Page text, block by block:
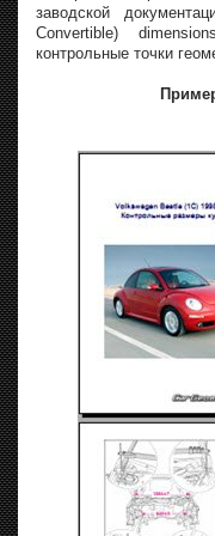
заводской
Convertible)
контрольные точки